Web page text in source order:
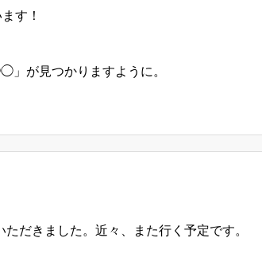
す！
が見つかりますように。
だきました。近々、また行く予定です。